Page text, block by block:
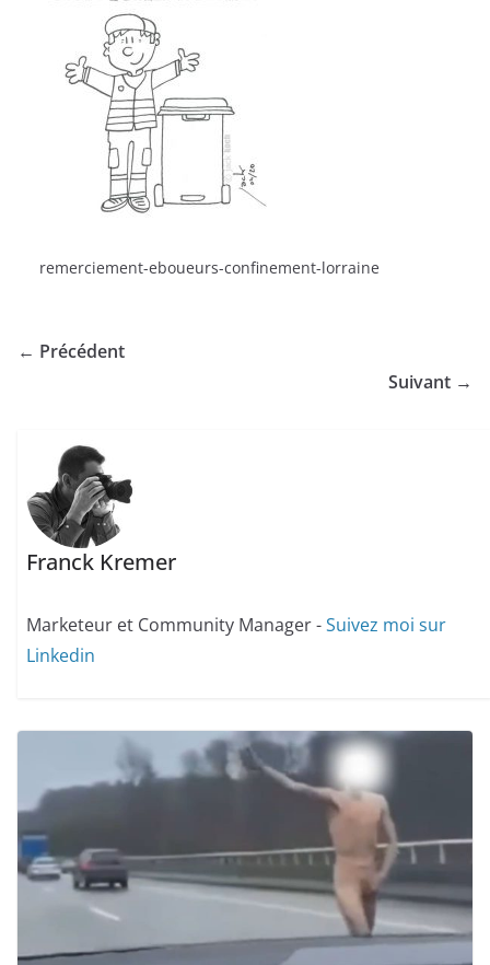
remerciement-eboueurs-confinement-lorraine
← Précédent
Suivant →
Franck Kremer
Marketeur et Community Manager -Suivez moi sur
Linkedin